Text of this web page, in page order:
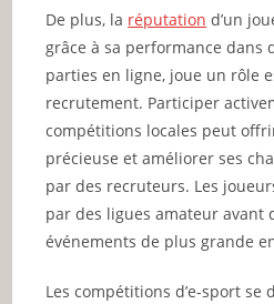
De plus, la réputation d’un
grâce à sa performance dans
parties en ligne, joue un rôle
recrutement. Participer
compétitions locales peut
précieuse et améliorer ses
par des recruteurs. Les
par des ligues amateur avant
événements de plus grande
Les compétitions d’e-sport